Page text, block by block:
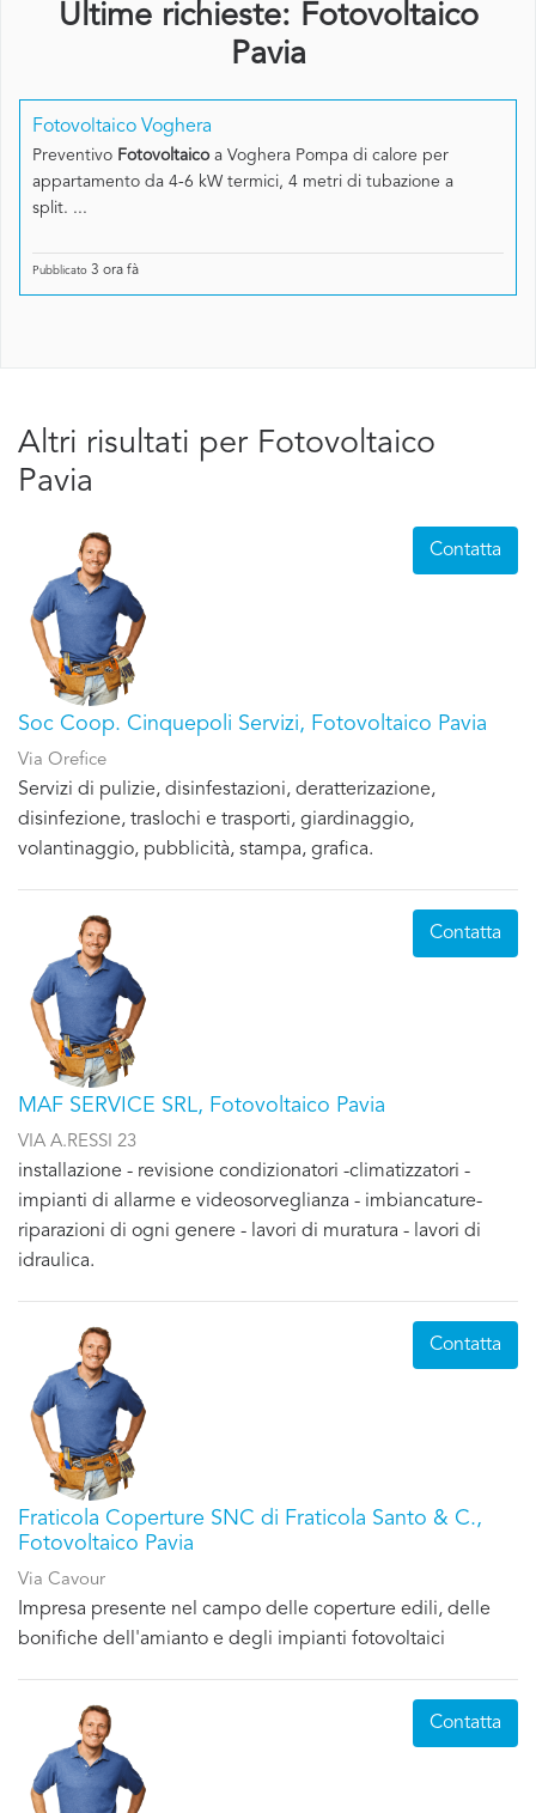
Ultime richieste: Fotovoltaico
Pavia
Fotovoltaico Voghera
Preventivo Fotovoltaicoa Voghera Pompa di calore per
appartamento da 4-6 kW termici, 4 metri di tubazione a
split. ...
Pubblicato 3 ora fà
Altri risultati per Fotovoltaico
Pavia
Soc Coop. Cinquepoli Servizi, Fotovoltaico Pavia
Via Orefice
Servizi di pulizie, disinfestazioni, deratterizazione,
disinfezione, traslochi e trasporti, giardinaggio,
volantinaggio, pubblicità, stampa, grafica.
Contatta
MAF SERVICE SRL, Fotovoltaico Pavia
VIA A.RESSI 23
installazione - revisione condizionatori -climatizzatori -
impianti di allarme e videosorveglianza - imbiancature-
riparazioni di ogni genere - lavori di muratura - lavori di
idraulica.
Contatta
Fraticola Coperture SNC di Fraticola Santo & C.,
Fotovoltaico Pavia
Via Cavour
Impresa presente nel campo delle coperture edili, delle
bonifiche dell'amianto e degli impianti fotovoltaici
Contatta
Contatta